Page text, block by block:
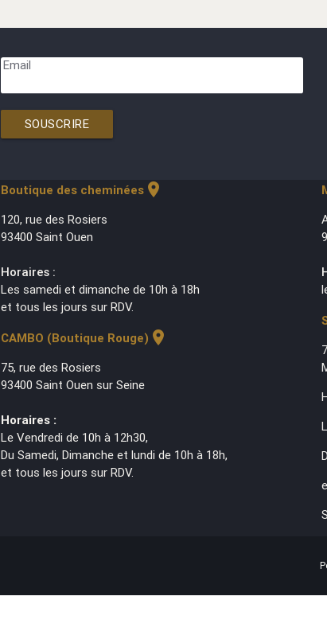
Email
SOUSCRIRE
Boutique des cheminéeslocation_on
120, rue des Rosiers
93400 Saint Ouen
Horaires :
Les samedi et dimanche de 10h à 18h
et tous les jours sur RDV.
CAMBO (Boutique Rouge) location_on
75, rue des Rosiers
93400 Saint Ouen sur Seine
Horaires :
Le Vendredi de 10h à 12h30,
Du Samedi, Dimanche et lundi de 10h à 18h,
et tous les jours sur RDV.